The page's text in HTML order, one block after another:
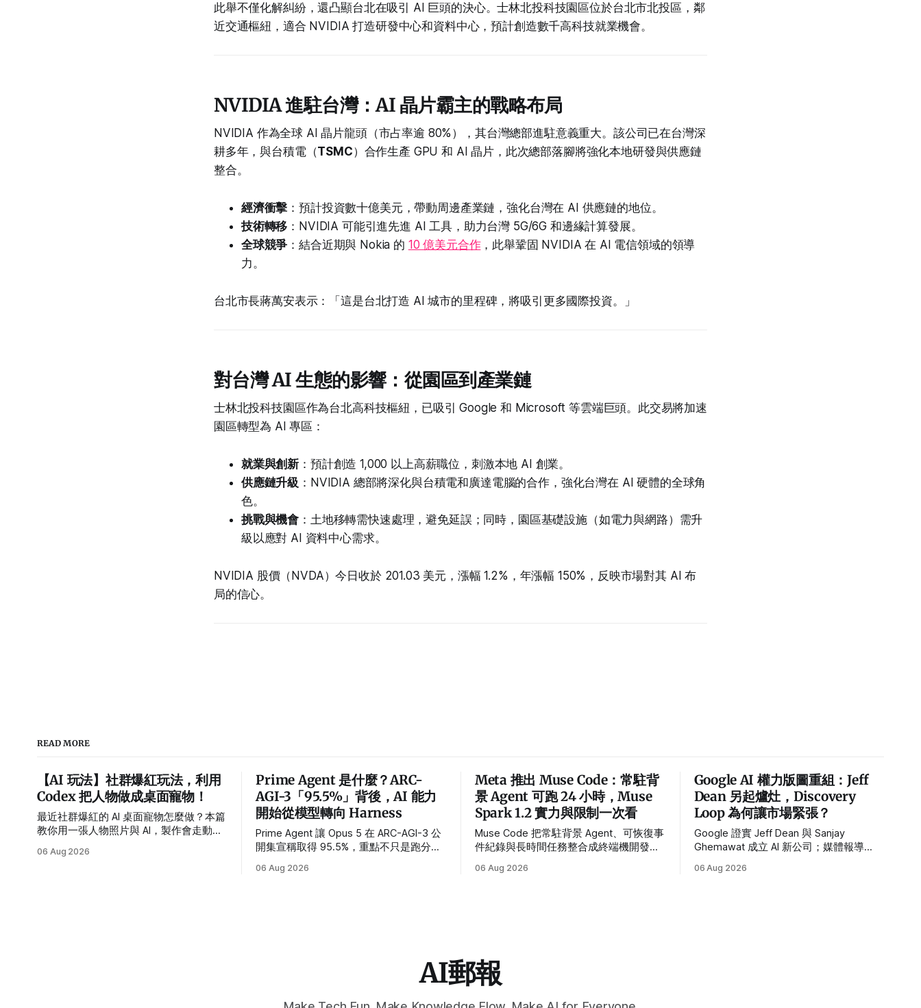
此舉不僅化解糾紛，還凸顯台北在吸引 AI 巨頭的決心。士林北投科技園區位於台北市北投區，鄰
近交通樞紐，適合 NVIDIA 打造研發中心和資料中心，預計創造數千高科技就業機會。
NVIDIA 進駐台灣：AI 晶片霸主的戰略布局
NVIDIA 作為全球 AI 晶片龍頭（市占率逾 80%），其台灣總部進駐意義重大。該公司已在台灣深
耕多年，與台積電（TSMC）合作生產 GPU 和 AI 晶片，此次總部落腳將強化本地研發與供應鏈
整合。
經濟衝擊 ：預計投資數十億美元，帶動周邊產業鏈，強化台灣在 AI 供應鏈的地位。
技術轉移 ：NVIDIA 可能引進先進 AI 工具，助力台灣 5G/6G 和邊緣計算發展。
全球競爭 ：結合近期與 Nokia 的 10 億美元合作，此舉鞏固 NVIDIA 在 AI 電信領域的領導
力。
台北市長蔣萬安表示：「這是台北打造 AI 城市的里程碑，將吸引更多國際投資。」
對台灣 AI 生態的影響：從園區到產業鏈
士林北投科技園區作為台北高科技樞紐，已吸引 Google 和 Microsoft 等雲端巨頭。此交易將加速
園區轉型為 AI 專區：
就業與創新 ：預計創造 1,000 以上高薪職位，刺激本地 AI 創業。
供應鏈升級 ：NVIDIA 總部將深化與台積電和廣達電腦的合作，強化台灣在 AI 硬體的全球角
色。
挑戰與機會 ：土地移轉需快速處理，避免延誤；同時，園區基礎設施（如電力與網路）需升
級以應對 AI 資料中心需求。
NVIDIA 股價（NVDA）今日收於 201.03 美元，漲幅 1.2%，年漲幅 150%，反映市場對其 AI 布
局的信心。
READ MORE
【AI 玩法】社群爆紅玩法，利用
Codex 把人物做成桌面寵物！
最近社群爆紅的 AI 桌面寵物怎麼做？本篇
教你用一張人物照片與 AI，製作會走動、
並提供繁體中文指令、需求設定方式與常
06 Aug 2026
Prime Agent 是什麼？ARC-
AGI-3「95.5%」背後，AI 能力
開始從模型轉向 Harness
Prime Agent 讓 Opus 5 在 ARC-AGI-3 公
開集宣稱取得 95.5%，重點不只是跑分，
多 Agent 與自我改進能力。
06 Aug 2026
Meta 推出 Muse Code：常駐背
景 Agent 可跑 24 小時，Muse
Spark 1.2 實力與限制一次看
Muse Code 把常駐背景 Agent、可恢復事
件紀錄與長時間任務整合成終端機開發工
Meta 官方測試判定勝負。
06 Aug 2026
Google AI 權力版圖重組：Jeff
Dean 另起爐灶，Discovery
Loop 為何讓市場緊張？
Google 證實 Jeff Dean 與 Sanjay
Ghemawat 成立 AI 新公司；媒體報導
重組對 Alphabet 的真正風險是什麼？
06 Aug 2026
AI郵報